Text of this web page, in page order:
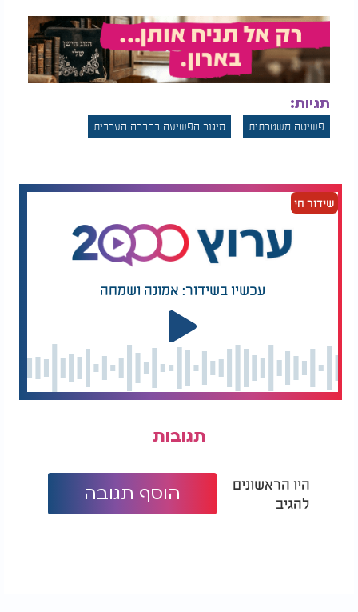
תגיות:
פשיטה משטרתית מיגור הפשיעה בחברה הערבית
שידור חי
עכשיו בשידור: אמונה ושמחה
תגובות
היו הראשונים
להגיב
הוסף תגובה